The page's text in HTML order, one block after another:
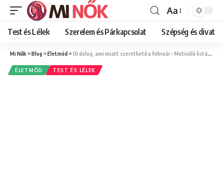
Font
Resizer
Aa
Test és Lélek Szerelem és Párkapcsolat Szépség és divat
Mi Nők >Blog >Életmód >10 dolog, ami miatt szerethető a február – Motiváló listánk nőknek!
ÉLETMÓD TEST ÉS LÉLEK